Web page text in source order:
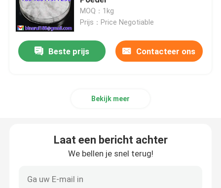
Agrochemische Tussenpersonen
Organische basischemische stoffen
Dierenvoeradditieven
Cosmetische toevoegingen
MOQ：1kg
Prijs：Price Negotiable
Beste prijs Contacteer ons
Bekijk meer
Laat een bericht achter
We bellen je snel terug!